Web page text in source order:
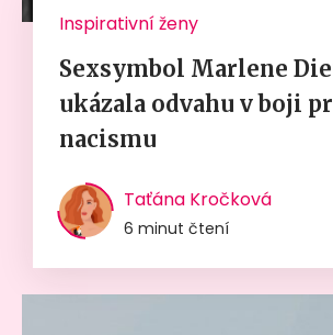
Inspirativní ženy
Sexsymbol Marlene
ukázala odvahu v boji
nacismu
Taťána Kročková
6 minut čtení